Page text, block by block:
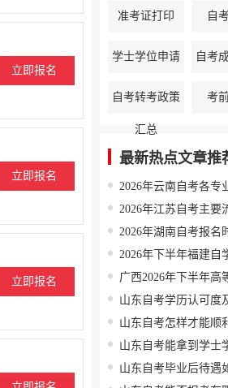
立即报名
立即报名
立即报名
时间入口汇总
准考证打印 自
学士学位申请 自考
通
自考转考政策
汇总
考
最新热点文章推
2026年江苏自考主要
2026年下半年福建自
山东自考学历认可度
山东自考怎样才能顺
山东自考能拿到学士
山东自考毕业后待遇